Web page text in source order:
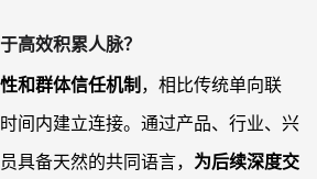
高效积累人脉？
和群体信任机制 ，相比传统单向联
间内建立连接。通过产品、行业、兴
具备天然的共同语言， 为后续深度交